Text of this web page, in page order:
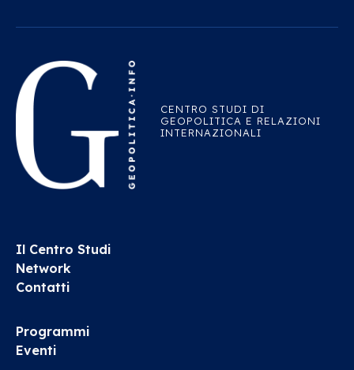
CENTRO STUDI DI
GEOPOLITICA E RELAZIONI
INTERNAZIONALI
Il Centro Studi
Network
Contatti
Programmi
Eventi